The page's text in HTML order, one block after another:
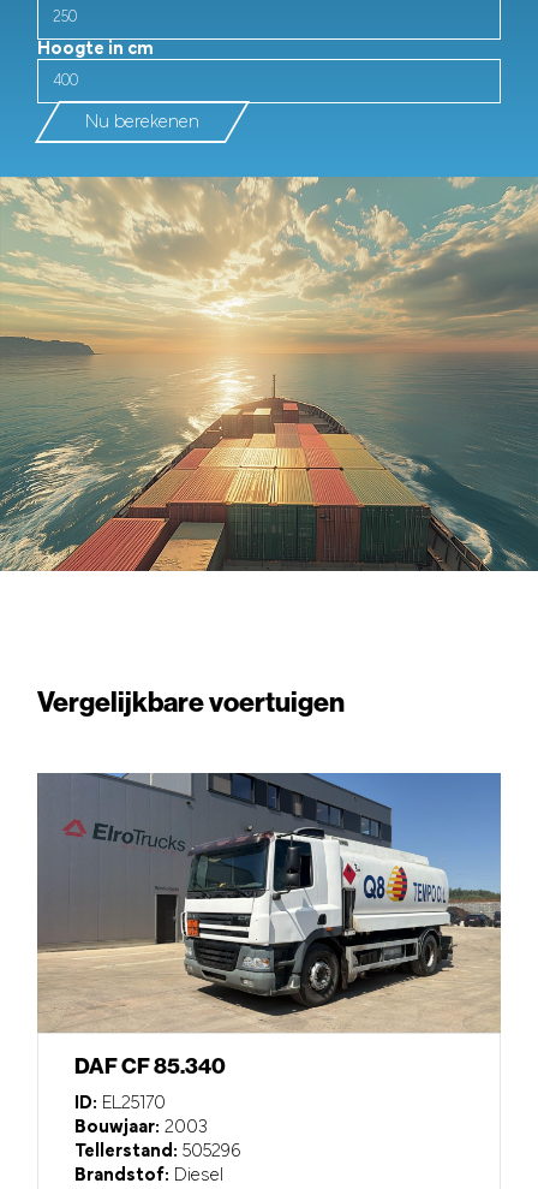
Hoogte in cm
Nu berekenen
Vergelijkbare voertuigen
DAF CF 85.340
ID: EL25170
Bouwjaar: 2003
Tellerstand: 505296
Brandstof: Diesel